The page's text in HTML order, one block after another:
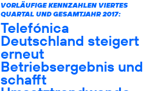
VORLÄUFIGE KENNZAHLEN VIERTES
QUARTAL UND GESAMTJAHR 2017:
Telefónica
Deutschland steigert
erneut
Betriebsergebnis und
schafft